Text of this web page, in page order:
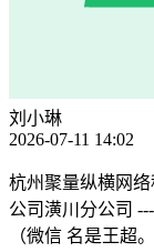
刘小琳
2026-07-11 14:02
杭州聚量纵横网
公司潢川分公司
（微信 名是王超